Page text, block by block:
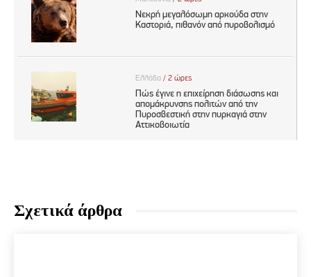
Σχετικά άρθρα